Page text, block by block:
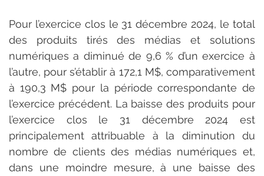
Pour l’exercice clos le 31 décembre 2024, le total
des produits tirés des médias et solutions
numériques a diminué de 9,6 % d’un exercice à
l’autre, pour s’établir à 172,1 M$, comparativement
à 190,3 M$ pour la période correspondante de
l’exercice précédent. La baisse des produits pour
l’exercice clos le 31 décembre 2024 est
principalement attribuable à la diminution du
nombre de clients des médias numériques et,
dans une moindre mesure, à une baisse des